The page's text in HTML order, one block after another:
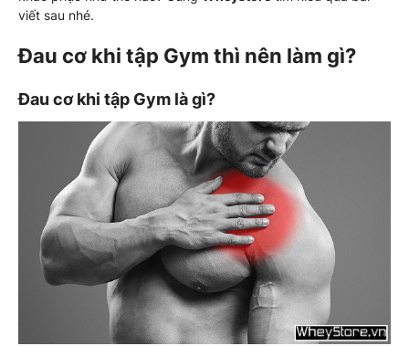
viết sau nhé.
Đau cơ khi tập Gym thì nên làm gì?
Đau cơ khi tập Gym là gì?